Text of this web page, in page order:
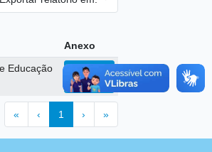
Anexo
Educação
ABRIR
« ‹ 1 › »